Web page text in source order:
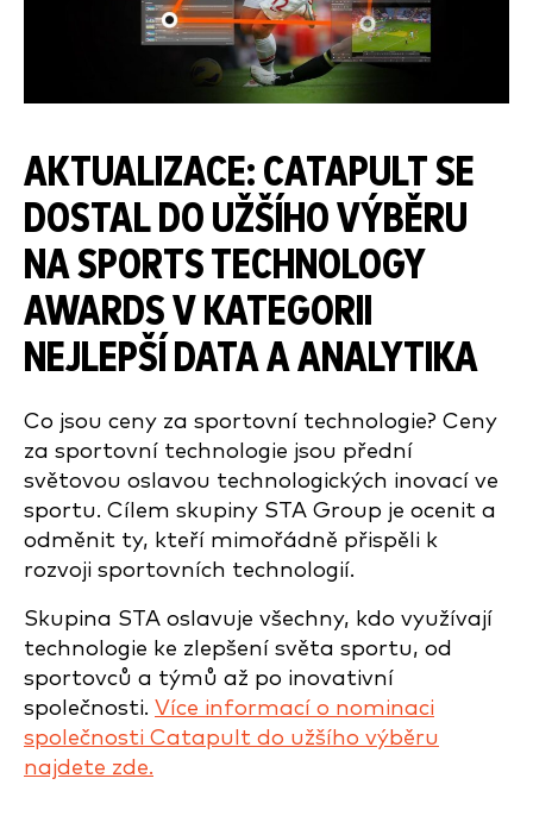
AKTUALIZACE: CATAPULT SE
DOSTAL DO UŽŠÍHO VÝBĚRU
NA SPORTS TECHNOLOGY
AWARDS V KATEGORII
NEJLEPŠÍ DATA A ANALYTIKA
Co jsou ceny za sportovní technologie? Ceny
za sportovní technologie jsou přední
světovou oslavou technologických inovací ve
sportu. Cílem skupiny STA Group je ocenit a
odměnit ty, kteří mimořádně přispěli k
rozvoji sportovních technologií.
Skupina STA oslavuje všechny, kdo využívají
technologie ke zlepšení světa sportu, od
sportovců a týmů až po inovativní
společnosti. Více informací o nominaci
společnosti Catapult do užšího výběru
najdete zde.